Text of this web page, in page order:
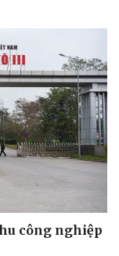
công nghiệp